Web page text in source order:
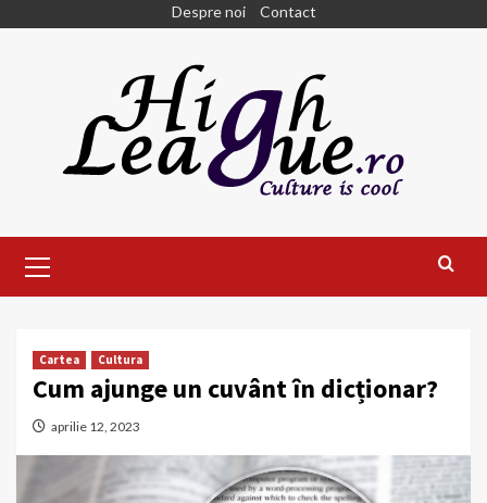
Despre noi Contact
Menu
Cartea Cultura
Cum ajunge un cuvânt în dicționar?
aprilie 12, 2023